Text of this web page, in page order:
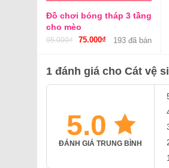
Đồ chơi bóng tháp 3 tầng
cho mèo
95.000₫
Giá
95.000₫.
75.000₫ Giá
là:
193 đã bán
1 đánh giá cho Cát vệ
5.0
ĐÁNH GIÁ TRUNG BÌNH
1